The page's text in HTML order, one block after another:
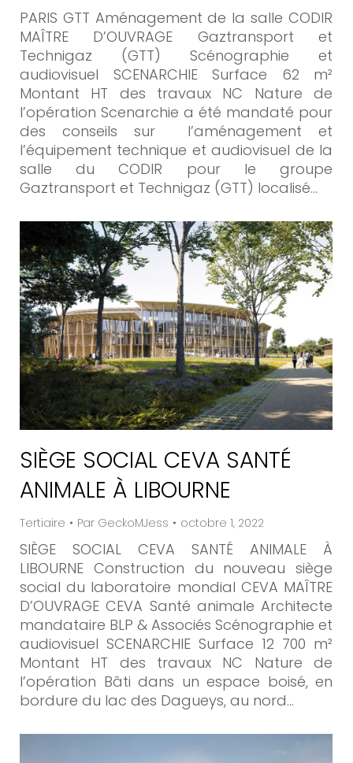
PARIS GTT Aménagement de la salle CODIR
MAÎTRE D’OUVRAGE Gaztransport et
Technigaz (GTT) Scénographie et
audiovisuel SCENARCHIE Surface 62 m²
Montant HT des travaux NC Nature de
l’opération Scenarchie a été mandaté pour
des conseils sur l’aménagement et
l’équipement technique et audiovisuel de la
salle du CODIR pour le groupe
Gaztransport et Technigaz (GTT) localisé…
SIÈGE SOCIAL CEVA SANTÉ
ANIMALE À LIBOURNE
Tertiaire Par GeckoMJess octobre 1, 2022
SIÈGE SOCIAL CEVA SANTÉ ANIMALE À
LIBOURNE Construction du nouveau siège
social du laboratoire mondial CEVA MAÎTRE
D’OUVRAGE CEVA Santé animale Architecte
mandataire BLP & Associés Scénographie et
audiovisuel SCENARCHIE Surface 12 700 m²
Montant HT des travaux NC Nature de
l’opération Bâti dans un espace boisé, en
bordure du lac des Dagueys, au nord…